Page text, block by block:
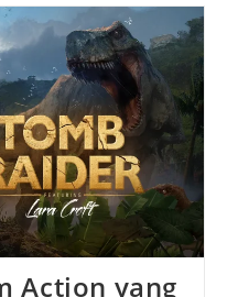
Action yang